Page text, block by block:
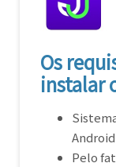
Os
instalar
Android
Pelo